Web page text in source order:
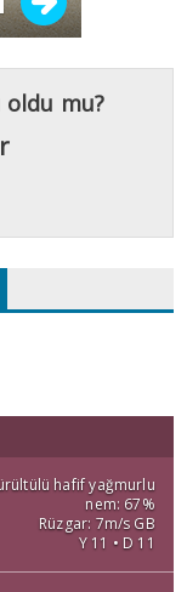
oldu mu?
hafif yağmurlu
nem: 67%
Rüzgar: 7m/s GB
Y 11 • D 11